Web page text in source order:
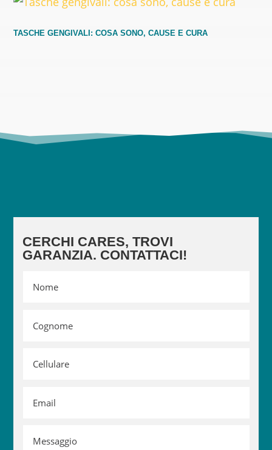
TASCHE GENGIVALI: COSA SONO, CAUSE E CURA
CERCHI CARES, TROVI
GARANZIA. CONTATTACI!